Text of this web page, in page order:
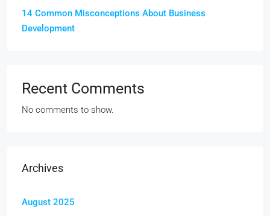
14 Common Misconceptions About Business
Development
Recent Comments
No comments to show.
Archives
August 2025